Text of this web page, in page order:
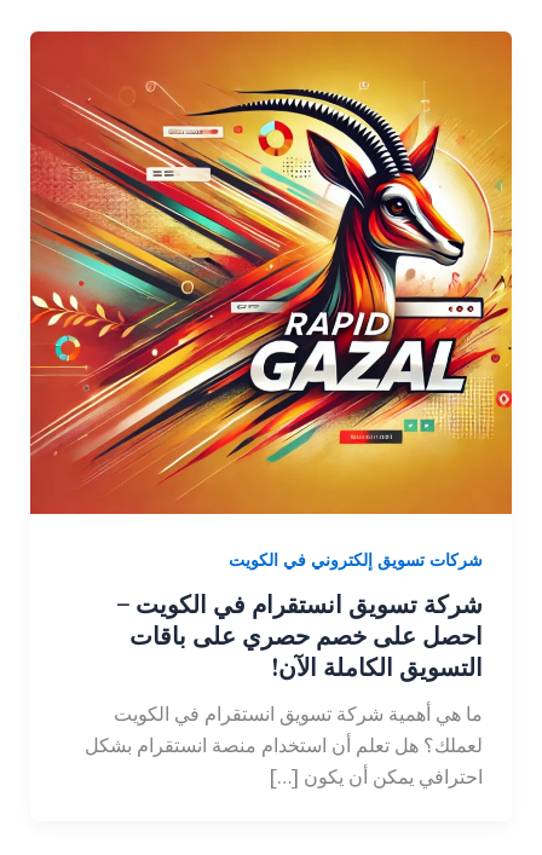
شركات تسويق إلكتروني في الكويت
شركة تسويق انستقرام في الكويت –
احصل على خصم حصري على باقات
التسويق الكاملة الآن!
ما هي أهمية شركة تسويق انستقرام في الكويت
لعملك؟ هل تعلم أن استخدام منصة انستقرام بشكل
احترافي يمكن أن يكون […]